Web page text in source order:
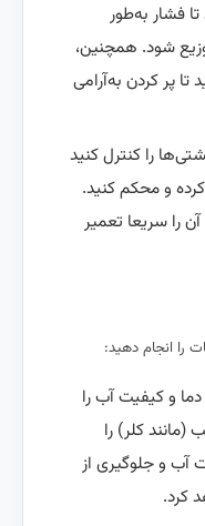
فشار به‌طور
شود. همچنین،
پر کردن به‌آرامی
را کنترل کنید
و محکم کنید.
را سریعا تعمیر
را انجام دهید:
و کیفیت آب را
کلر) را
آب و جلوگیری از
کرد.